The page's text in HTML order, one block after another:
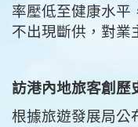
率壓低至健康水平
不出現斷供，對業
訪港內地旅客創歷
根據旅遊發展局公